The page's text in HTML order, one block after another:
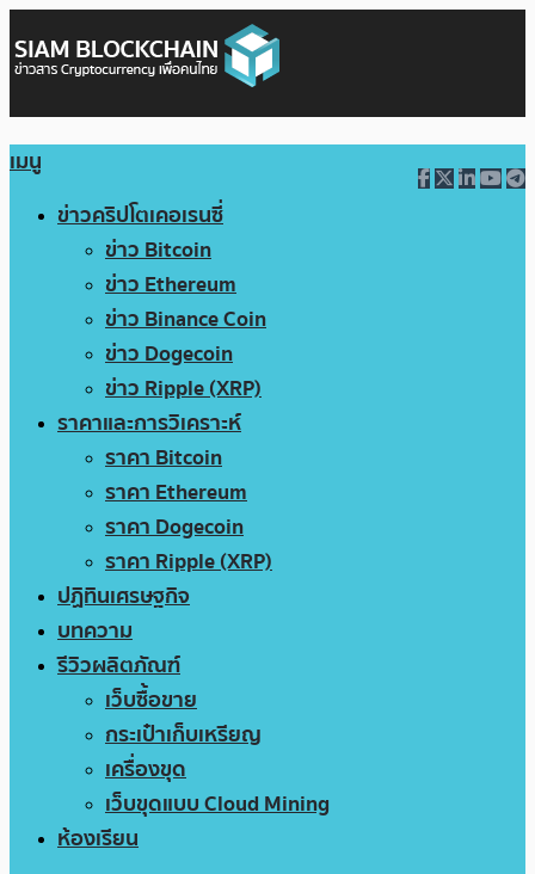
เมนู
ข่าวคริปโตเคอเรนซี่
ข่าว Bitcoin
ข่าว Ethereum
ข่าว Binance Coin
ข่าว Dogecoin
ข่าว Ripple (XRP)
ราคาและการวิเคราะห์
ราคา Bitcoin
ราคา Ethereum
ราคา Dogecoin
ราคา Ripple (XRP)
ปฏิทินเศรษฐกิจ
บทความ
รีวิวผลิตภัณฑ์
เว็บซื้อขาย
กระเป๋าเก็บเหรียญ
เครื่องขุด
เว็บขุดแบบ Cloud Mining
ห้องเรียน